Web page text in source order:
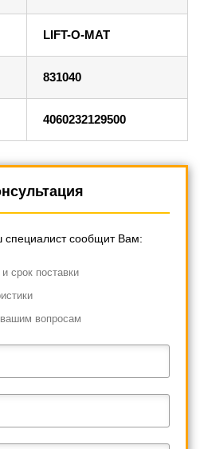
LIFT-O-MAT
831040
4060232129500
сообщит Вам:
срок поставки
вопросам